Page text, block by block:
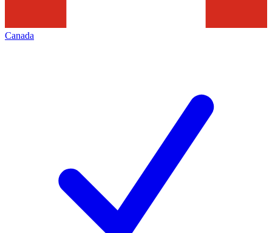
Canada